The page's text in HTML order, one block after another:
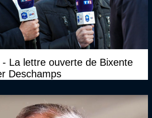
La lettre ouverte de Bixente
Deschamps